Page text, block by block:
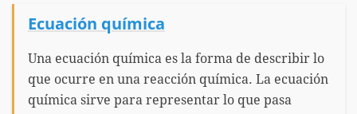
Ecuación química
Una ecuación química es la forma de describir lo
que ocurre en una reacción química. La ecuación
química sirve para representar lo que pasa